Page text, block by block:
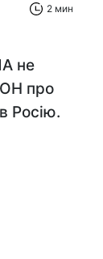
2 мин
не
про
Росію.